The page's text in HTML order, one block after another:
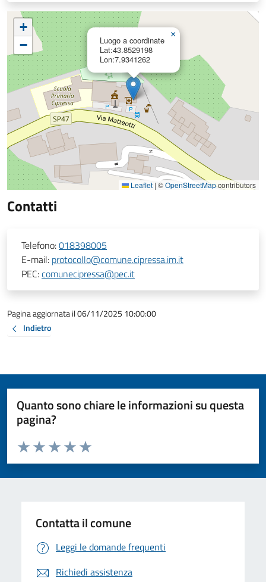
Luogo a coordinate
Lat:43.8529198
Lon:7.9341262
×
+
−
Leaflet | ©OpenStreetMapcontributors
Contatti
Telefono:018398005
E-mail: protocollo@comune.cipressa.im.it
PEC:comunecipressa@pec.it
Pagina aggiornata il 06/11/2025 10:00:00
Indietro
Quanto sono chiare le informazioni su questa
pagina?
Valuta da 1 a 5 stelle la pagina
Valuta 5 stelle su 5
Valuta 4 stelle su 5
Valuta 3 stelle su 5
Valuta 2 stelle su 5
Valuta 1 stelle su 5
Contatta il comune
Leggi le domande frequenti
Richiedi assistenza